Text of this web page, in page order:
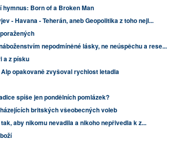
hymnus: Born of a Broken Man
- Havana - Teherán, aneb Geopolitika z toho nejl...
nepodmíněné lásky, ne neúspěchu a rese...
a z písku
opakovaně zvyšoval rychlost letadla
spíše jen pondělních pomlázek?
britských všeobecných voleb
aby nikomu nevadila a nikoho nepřivedla k z...